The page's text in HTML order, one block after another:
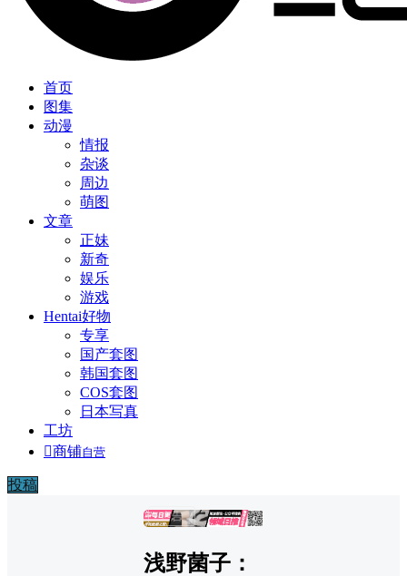
首页
图集
动漫
情报
杂谈
周边
萌图
文章
正妹
新奇
娱乐
游戏
Hentai好物
专享
国产套图
韩国套图
COS套图
日本写真
工坊
商铺自营
投稿
广告
浅野菌子：